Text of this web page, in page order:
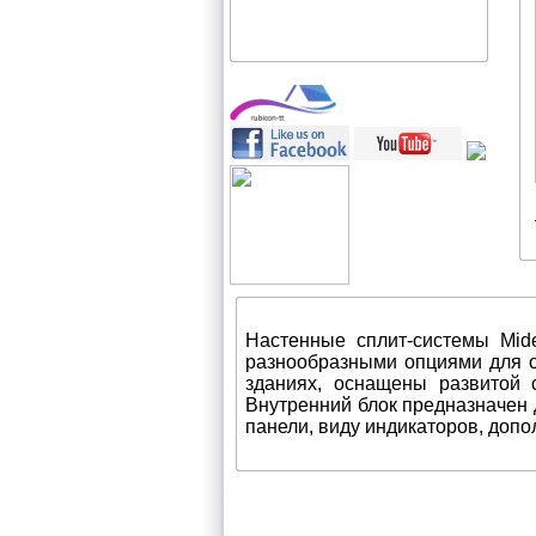
Настенные сплит-системы
разнообразными опциями для
зданиях, оснащены развитой
Внутренний блок
панели, виду индикаторов,